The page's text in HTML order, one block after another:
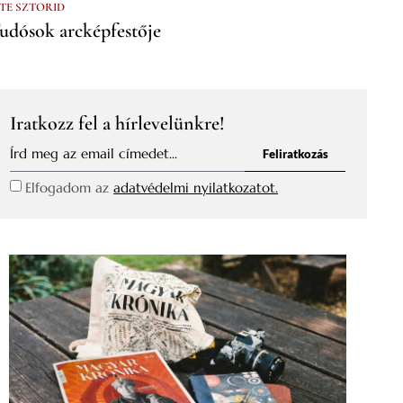
SZTORID
arcképfestője
Iratkozz fel a hírlevelünkre!
Elfogadom azadatvédelmi nyilatkozatot.
Feliratkozás